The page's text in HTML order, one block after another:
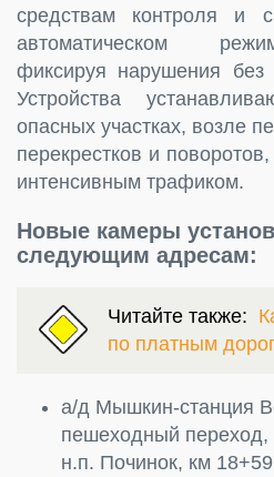
средствам контроля и
автоматическом
фиксируя нарушения без
Устройства
опасных участках, возле
перекрестков и
интенсивным трафиком.
Новые камеры
следующим адресам:
Читайте также:
по платным
а/д Мышкин-станция
пешеходный переход,
н.п. Починок, км